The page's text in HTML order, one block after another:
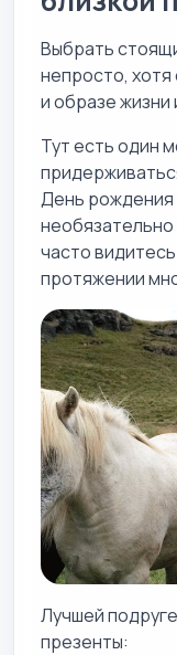
Выбрать
непросто,
и образе жизни
Тут есть один
День рождения
часто
протяжении
Лучшей
презенты: